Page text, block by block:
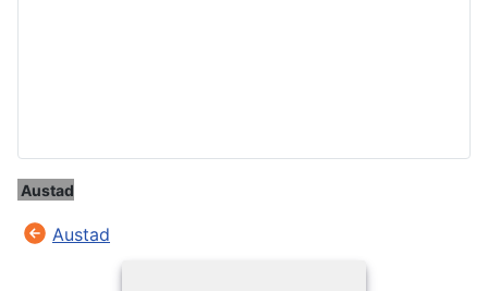
Austad
Austad